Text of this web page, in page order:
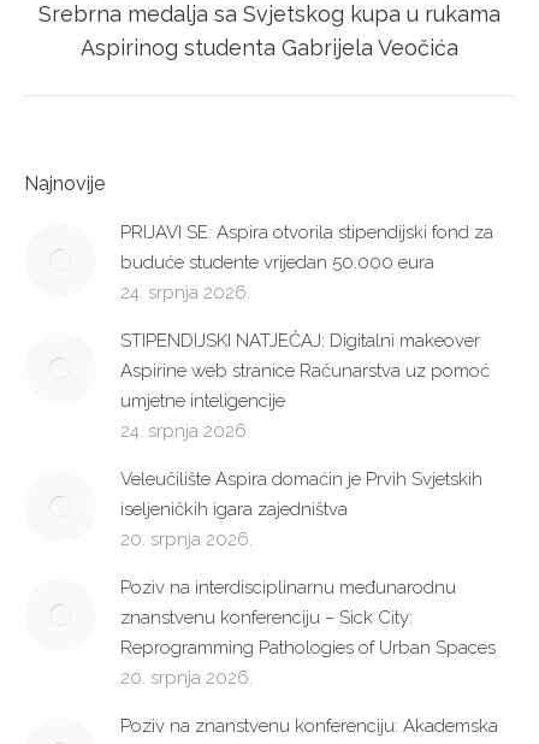
Next
post:
Srebrna medalja sa Svjetskog kupa u rukama
Aspirinog studenta Gabrijela Veočića
Najnovije
PRIJAVI SE: Aspira otvorila stipendijski fond za
buduće studente vrijedan 50.000 eura
24. srpnja 2026.
STIPENDIJSKI NATJEČAJ: Digitalni makeover
Aspirine web stranice Računarstva uz pomoć
umjetne inteligencije
24. srpnja 2026.
Veleučilište Aspira domaćin je Prvih Svjetskih
iseljeničkih igara zajedništva
20. srpnja 2026.
Poziv na interdisciplinarnu međunarodnu
znanstvenu konferenciju – Sick City:
Reprogramming Pathologies of Urban Spaces
20. srpnja 2026.
Poziv na znanstvenu konferenciju: Akademska